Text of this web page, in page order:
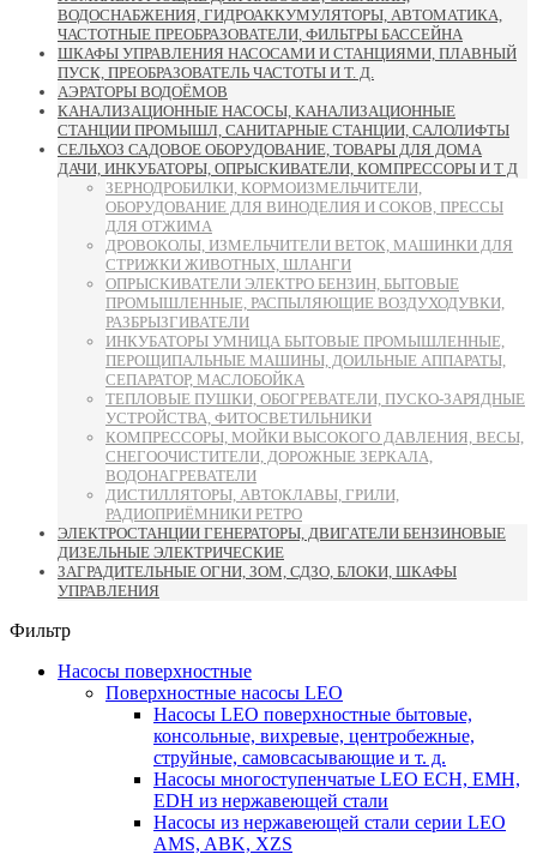
ВОДОСНАБЖЕНИЯ, ГИДРОАККУМУЛЯТОРЫ, АВТОМАТИКА,
ЧАСТОТНЫЕ ПРЕОБРАЗОВАТЕЛИ, ФИЛЬТРЫ БАССЕЙНА
ШКАФЫ УПРАВЛЕНИЯ НАСОСАМИ И СТАНЦИЯМИ, ПЛАВНЫЙ
ПУСК, ПРЕОБРАЗОВАТЕЛЬ ЧАСТОТЫ И Т. Д.
АЭРАТОРЫ ВОДОЁМОВ
КАНАЛИЗАЦИОННЫЕ НАСОСЫ, КАНАЛИЗАЦИОННЫЕ
СТАНЦИИ ПРОМЫШЛ, САНИТАРНЫЕ СТАНЦИИ, САЛОЛИФТЫ
СЕЛЬХОЗ САДОВОЕ ОБОРУДОВАНИЕ, ТОВАРЫ ДЛЯ ДОМА
ДАЧИ, ИНКУБАТОРЫ, ОПРЫСКИВАТЕЛИ, КОМПРЕССОРЫ И Т Д
ЗЕРНОДРОБИЛКИ, КОРМОИЗМЕЛЬЧИТЕЛИ,
ОБОРУДОВАНИЕ ДЛЯ ВИНОДЕЛИЯ И СОКОВ, ПРЕССЫ
ДЛЯ ОТЖИМА
ДРОВОКОЛЫ, ИЗМЕЛЬЧИТЕЛИ ВЕТОК, МАШИНКИ ДЛЯ
СТРИЖКИ ЖИВОТНЫХ, ШЛАНГИ
ОПРЫСКИВАТЕЛИ ЭЛЕКТРО БЕНЗИН, БЫТОВЫЕ
ПРОМЫШЛЕННЫЕ, РАСПЫЛЯЮЩИЕ ВОЗДУХОДУВКИ,
РАЗБРЫЗГИВАТЕЛИ
ИНКУБАТОРЫ УМНИЦА БЫТОВЫЕ ПРОМЫШЛЕННЫЕ,
ПЕРОЩИПАЛЬНЫЕ МАШИНЫ, ДОИЛЬНЫЕ АППАРАТЫ,
СЕПАРАТОР, МАСЛОБОЙКА
ТЕПЛОВЫЕ ПУШКИ, ОБОГРЕВАТЕЛИ, ПУСКО-ЗАРЯДНЫЕ
УСТРОЙСТВА, ФИТОСВЕТИЛЬНИКИ
КОМПРЕССОРЫ, МОЙКИ ВЫСОКОГО ДАВЛЕНИЯ, ВЕСЫ,
СНЕГООЧИСТИТЕЛИ, ДОРОЖНЫЕ ЗЕРКАЛА,
ВОДОНАГРЕВАТЕЛИ
ДИСТИЛЛЯТОРЫ, АВТОКЛАВЫ, ГРИЛИ,
РАДИОПРИЁМНИКИ РЕТРО
ЭЛЕКТРОСТАНЦИИ ГЕНЕРАТОРЫ, ДВИГАТЕЛИ БЕНЗИНОВЫЕ
ДИЗЕЛЬНЫЕ ЭЛЕКТРИЧЕСКИЕ
ЗАГРАДИТЕЛЬНЫЕ ОГНИ, ЗОМ, СДЗО, БЛОКИ, ШКАФЫ
УПРАВЛЕНИЯ
Фильтр
Насосы поверхностные
Поверхностные насосы LEO
Насосы LEO поверхностные бытовые,
консольные, вихревые, центробежные,
струйные, самовсасывающие и т. д.
Насосы многоступенчатые LEO ECH, EMH,
EDH из нержавеющей стали
Насосы из нержавеющей стали серии LEO
AMS, ABK, XZS